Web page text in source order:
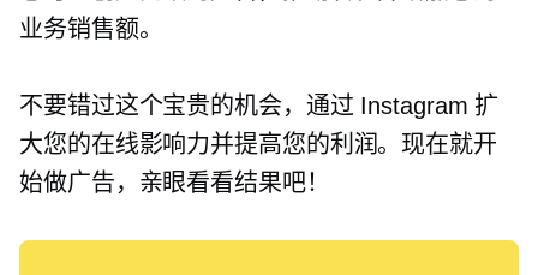
业务销售额。
不要错过这个宝贵的机会，通过 Instagram 扩
大您的在线影响力并提高您的利润。现在就开
始做广告，亲眼看看结果吧！